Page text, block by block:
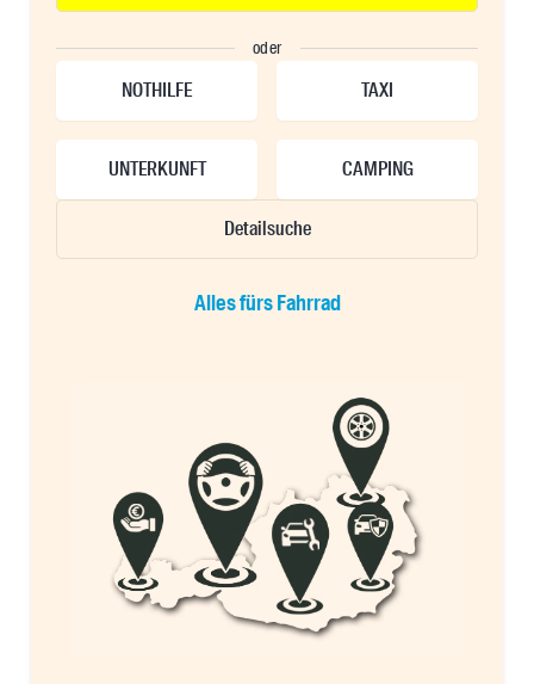
oder
NOTHILFE TAXI
UNTERKUNFT CAMPING
Detailsuche
Alles fürs Fahrrad